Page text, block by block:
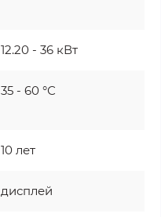
12.20 - 36 кВт
35 - 60 °С
10 лет
дисплей